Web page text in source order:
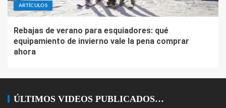
ARTÍCULOS
Rebajas de verano para esquiadores: qué
equipamiento de invierno vale la pena comprar
ahora
ÚLTIMOS VIDEOS PUBLICADOS…